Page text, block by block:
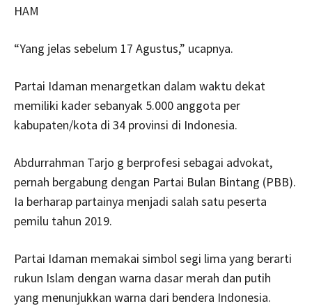
HAM
“Yang jelas sebelum 17 Agustus,” ucapnya.
Partai Idaman menargetkan dalam waktu dekat
memiliki kader sebanyak 5.000 anggota per
kabupaten/kota di 34 provinsi di Indonesia.
Abdurrahman Tarjo g berprofesi sebagai advokat,
pernah bergabung dengan Partai Bulan Bintang (PBB).
Ia berharap partainya menjadi salah satu peserta
pemilu tahun 2019.
Partai Idaman memakai simbol segi lima yang berarti
rukun Islam dengan warna dasar merah dan putih
yang menunjukkan warna dari bendera Indonesia.